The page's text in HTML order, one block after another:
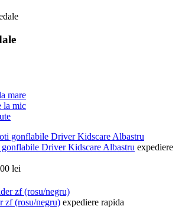
mare
la mic
Driver Kidscare Albastru expediere
lei
zf (rosu/negru) expediere rapida